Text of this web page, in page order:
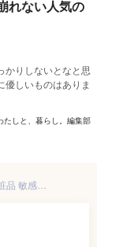
れない人気の
かりしないとなと思
しいものはありま
たしと、暮らし。編集部